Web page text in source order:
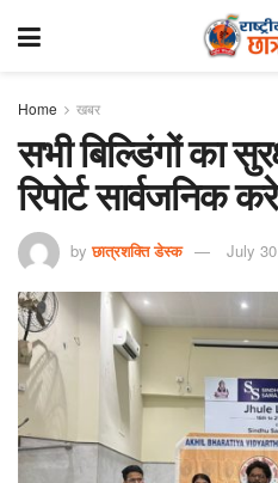
Home खबर
सभी बिल्डिंगों का
रिपोर्ट सार्वजनिक
by छात्रशक्ति डेस्क July